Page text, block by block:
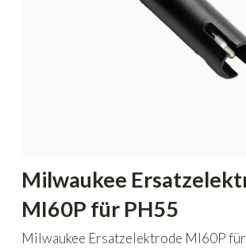
Milwaukee
MI60P für PH55
Milwaukee Ersatzelektrode MI60P